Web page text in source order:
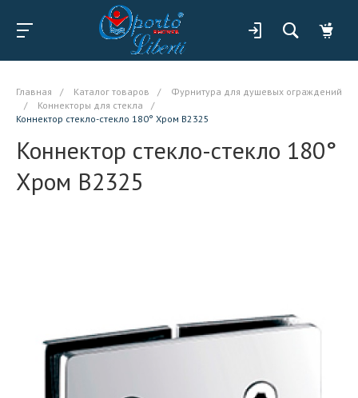
Главная / Каталог товаров /
Фурнитура для душевых ограждений
/
Коннекторы для стекла
/
Коннектор стекло-стекло 180° Хром B2325
Коннектор стекло-стекло 180°
Хром B2325